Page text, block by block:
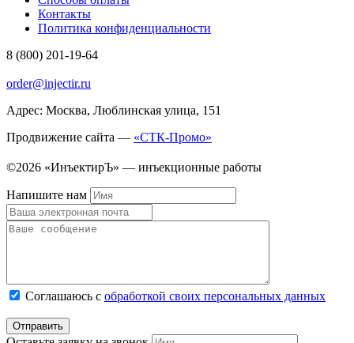
Контакты
Политика конфиденциальности
8 (800) 201-19-64
order@injectir.ru
Адрес: Москва, Люблинская улица, 151
Продвижение сайта — «СТК-Промо»
©2026 «ИнъектирЪ» — инъекционные работы
Напишите нам
Соглашаюсь с обработкой своих персональных данных